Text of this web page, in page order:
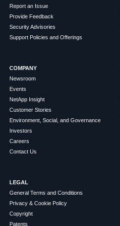
Report an Issue
Provide Feedback
Security Advisories
Support Policies and Offerings
COMPANY
Newsroom
Events
NetApp Insight
Customer Stories
Environment, Social, and Governance
Investors
Careers
Contact Us
LEGAL
General Terms and Conditions
Privacy & Cookie Policy
Copyright
Patents